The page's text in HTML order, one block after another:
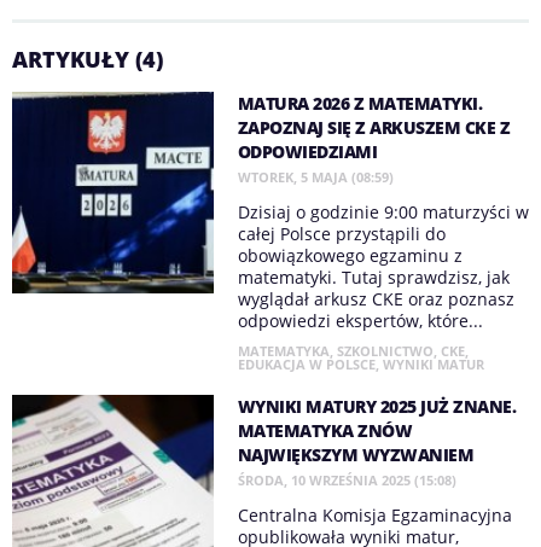
ARTYKUŁY (4)
MATURA 2026 Z MATEMATYKI.
ZAPOZNAJ SIĘ Z ARKUSZEM CKE Z
ODPOWIEDZIAMI
WTOREK, 5 MAJA (08:59)
Dzisiaj o godzinie 9:00 maturzyści w
całej Polsce przystąpili do
obowiązkowego egzaminu z
matematyki. Tutaj sprawdzisz, jak
wyglądał arkusz CKE oraz poznasz
odpowiedzi ekspertów, które...
MATEMATYKA, SZKOLNICTWO, CKE,
EDUKACJA W POLSCE, WYNIKI MATUR
WYNIKI MATURY 2025 JUŻ ZNANE.
MATEMATYKA ZNÓW
NAJWIĘKSZYM WYZWANIEM
ŚRODA, 10 WRZEŚNIA 2025 (15:08)
Centralna Komisja Egzaminacyjna
opublikowała wyniki matur,